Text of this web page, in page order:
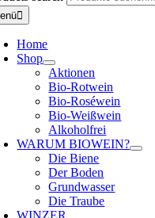
Home
Shop
Aktionen
Bio-Rotwein
Bio-Roséwein
Bio-Weißwein
Alkoholfrei
WARUM BIOWEIN?
Die Biene
Der Boden
Grundwasser
Die Traube